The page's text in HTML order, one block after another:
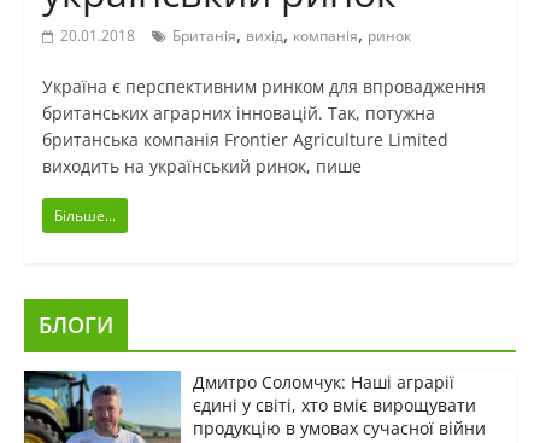
20.01.2018 Британія, вихід, компанія, ринок
Україна є перспективним ринком для впровадження
британських аграрних інновацій. Так, потужна
британська компанія Frontier Agriculture Limited
виходить на український ринок, пише
Більше...
БЛОГИ
Дмитро Соломчук: Наші аграрії
єдині у світі, хто вміє вирощувати
продукцію в умовах сучасної війни